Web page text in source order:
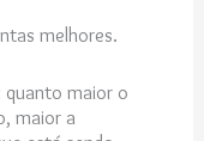
melhores.
quanto maior o
maior a